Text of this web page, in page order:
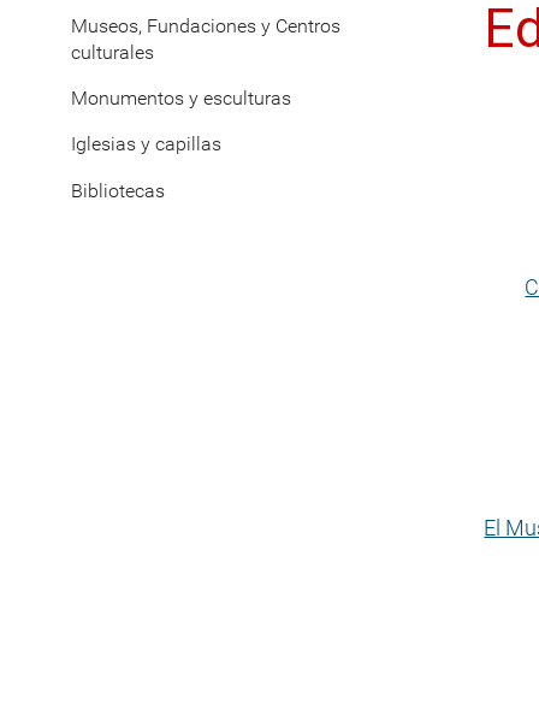
El
Museos, Fundaciones y Centros
culturales
Monumentos y esculturas
Iglesias y capillas
Bibliotecas